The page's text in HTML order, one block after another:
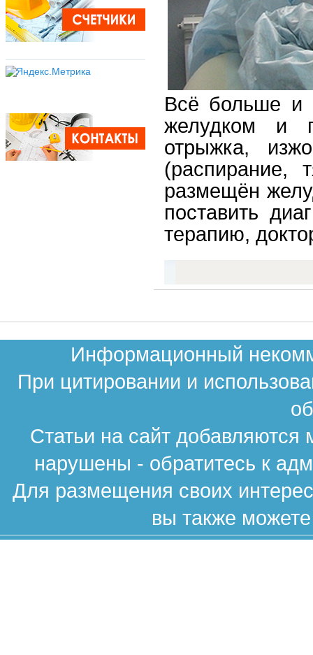
Всё больше и
желудком и
отрыжка,
(распирание,
размещён
поставить
терапию,
Информационный
При цитировании и
Статьи на сайт
нарушены - обратитесь к
Для размещения своих
вы также